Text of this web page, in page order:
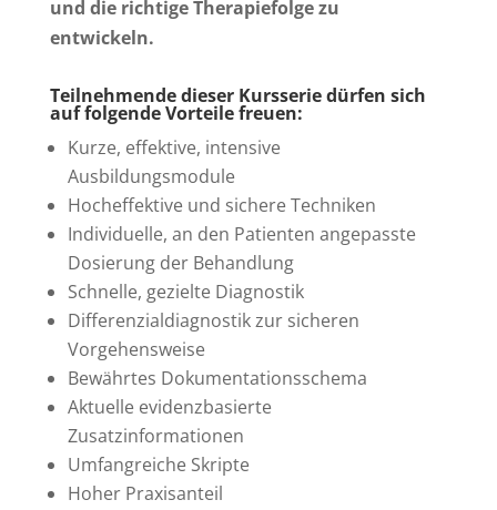
und die richtige Therapiefolge zu
entwickeln.
Teilnehmende dieser Kursserie dürfen sich
auf folgende Vorteile freuen:
Kurze, effektive, intensive
Ausbildungsmodule
Hocheffektive und sichere Techniken
Individuelle, an den Patienten angepasste
Dosierung der Behandlung
Schnelle, gezielte Diagnostik
Differenzialdiagnostik zur sicheren
Vorgehensweise
Bewährtes Dokumentationsschema
Aktuelle evidenzbasierte
Zusatzinformationen
Umfangreiche Skripte
Hoher Praxisanteil